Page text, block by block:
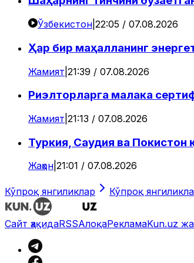
Ўзбекистон 22:05 / 07.08.2026
Ҳар бир маҳалланинг
Жамият 21:39 / 07.08.2026
Риэлторларга малака
Жамият 21:13 / 07.08.2026
Туркия, Саудия ва
Жаҳон 21:01 / 07.08.2026
Кўпроқ янгиликлар Кўпроқ
Сайт ҳақидаRSSАлоқаРекламаKun.uz